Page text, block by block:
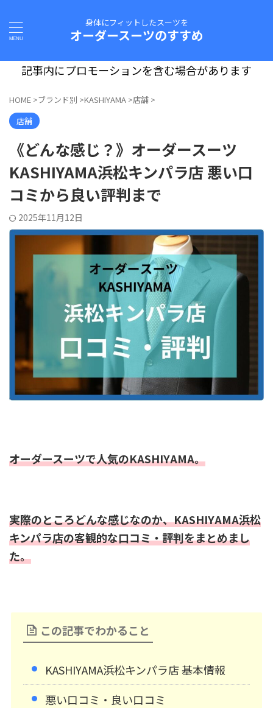
身体にフィットしたスーツを
オーダースーツのすすめ
記事内にプロモーションを含む場合があります
HOME >ブランド別 >KASHIYAMA >店舗 >
店舗
《どんな感じ？》オーダースーツ
KASHIYAMA浜松キンパラ店 悪い口
コミから良い評判まで
2025年11月12日
オーダースーツで人気のKASHIYAMA。
実際のところどんな感じなのか、KASHIYAMA浜松
キンパラ店の客観的な口コミ・評判をまとめまし
た。
この記事でわかること
KASHIYAMA浜松キンパラ店 基本情報
悪い口コミ・良い口コミ